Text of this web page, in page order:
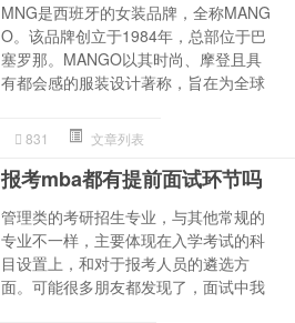
MNG是西班牙的女装品牌，全称MANG
O。该品牌创立于1984年，总部位于巴
塞罗那。MANGO以其时尚、摩登且具
有都会感的服装设计著称，旨在为全球
831 文章列表
报考mba都有提前面试环节吗
管理类的考研招生专业，与其他常规的
专业不一样，主要体现在入学考试的科
目设置上，和对于报考人员的遴选方
面。可能很多朋友都发现了，面试中我